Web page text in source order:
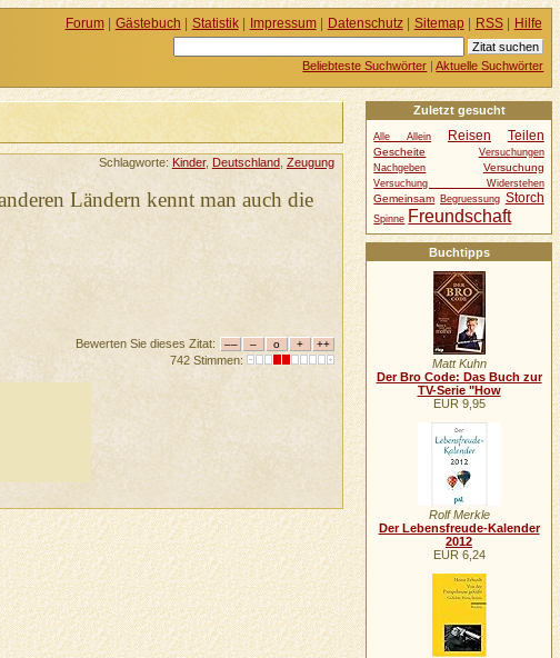
Schlagworte: Kinder, Deutschland Zeugung
Ländern kennt man auch die
Bewerten Sie dieses Zitat:
742 Stimmen:
Zuletzt gesucht
Alle Allein Reisen Teilen
Gescheite
Versuchungen
Nachgeben
Versuchung
Versuchung Widerstehen
Gemeinsam Begruessung Storch
Spinne Freundschaft
Buchtipps
Matt Kuhn
Der Bro Code: Das Buch zur
TV-Serie "How
EUR 9,95
Rolf Merkle
Der Lebensfreude-Kalender
2012
EUR 6,24
Forum| Gästebuch | Statistik| Impressum| Datenschutz| Sitemap| RSS| Hilfe
Beliebteste Suchwörter |Aktuelle Suchwörter